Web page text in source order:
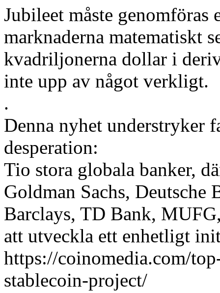
Jubileet måste genomföras
marknaderna matematiskt
kvadriljonerna dollar i
inte upp av något verkligt.
.
Denna nyhet understryker
desperation:
Tio stora globala banker,
Goldman Sachs, Deutsche
Barclays, TD Bank,
att utveckla ett enhetligt
https://coinomedia.com/
stablecoin-project/